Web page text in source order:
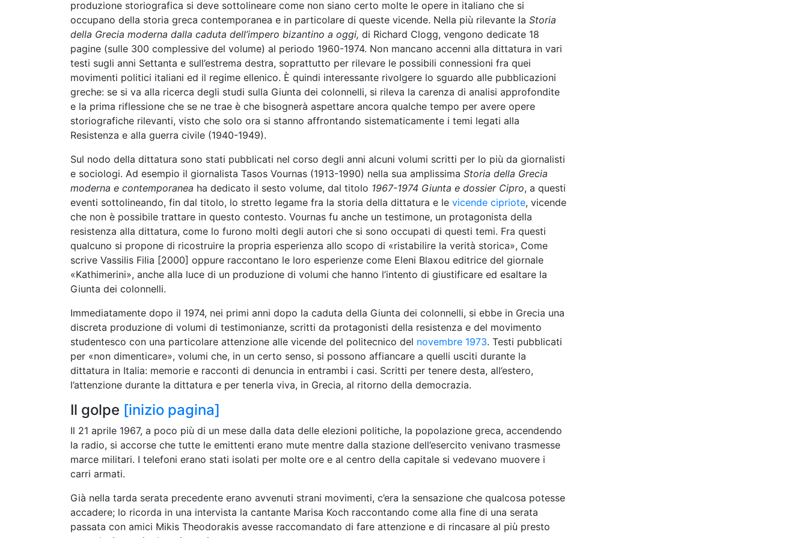
produzione storiografica si deve sottolineare come non siano certo molte le opere in italiano che si
occupano della storia greca contemporanea e in particolare di queste vicende. Nella più rilevante la Storia
della Grecia moderna dalla caduta dell’impero bizantino a oggi, di Richard Clogg, vengono dedicate 18
pagine (sulle 300 complessive del volume) al periodo 1960-1974. Non mancano accenni alla dittatura in vari
testi sugli anni Settanta e sull’estrema destra, soprattutto per rilevare le possibili connessioni fra quei
movimenti politici italiani ed il regime ellenico. È quindi interessante rivolgere lo sguardo alle pubblicazioni
greche: se si va alla ricerca degli studi sulla Giunta dei colonnelli, si rileva la carenza di analisi approfondite
e la prima riflessione che se ne trae è che bisognerà aspettare ancora qualche tempo per avere opere
storiografiche rilevanti, visto che solo ora si stanno affrontando sistematicamente i temi legati alla
Resistenza e alla guerra civile (1940-1949).
Sul nodo della dittatura sono stati pubblicati nel corso degli anni alcuni volumi scritti per lo più da giornalisti
e sociologi. Ad esempio il giornalista Tasos Vournas (1913-1990) nella sua amplissima Storia della Grecia
moderna e contemporanea ha dedicato il sesto volume, dal titolo 1967-1974 Giunta e dossier Cipro, a questi
eventi sottolineando, fin dal titolo, lo stretto legame fra la storia della dittatura e le vicende cipriote, vicende
che non è possibile trattare in questo contesto. Vournas fu anche un testimone, un protagonista della
resistenza alla dittatura, come lo furono molti degli autori che si sono occupati di questi temi. Fra questi
qualcuno si propone di ricostruire la propria esperienza allo scopo di «ristabilire la verità storica», Come
scrive Vassilis Filia [2000] oppure raccontano le loro esperienze come Eleni Blaxou editrice del giornale
«Kathimerini», anche alla luce di un produzione di volumi che hanno l’intento di giustificare ed esaltare la
Giunta dei colonnelli.
Immediatamente dopo il 1974, nei primi anni dopo la caduta della Giunta dei colonnelli, si ebbe in Grecia una
discreta produzione di volumi di testimonianze, scritti da protagonisti della resistenza e del movimento
studentesco con una particolare attenzione alle vicende del politecnico del novembre 1973. Testi pubblicati
per «non dimenticare», volumi che, in un certo senso, si possono affiancare a quelli usciti durante la
dittatura in Italia: memorie e racconti di denuncia in entrambi i casi. Scritti per tenere desta, all’estero,
l’attenzione durante la dittatura e per tenerla viva, in Grecia, al ritorno della democrazia.
Il golpe [inizio pagina]
Il 21 aprile 1967, a poco più di un mese dalla data delle elezioni politiche, la popolazione greca, accendendo
la radio, si accorse che tutte le emittenti erano mute mentre dalla stazione dell’esercito venivano trasmesse
marce militari. I telefoni erano stati isolati per molte ore e al centro della capitale si vedevano muovere i
carri armati.
Già nella tarda serata precedente erano avvenuti strani movimenti, c’era la sensazione che qualcosa potesse
accadere; lo ricorda in una intervista la cantante Marisa Koch raccontando come alla fine di una serata
passata con amici Mikis Theodorakis avesse raccomandato di fare attenzione e di rincasare al più presto